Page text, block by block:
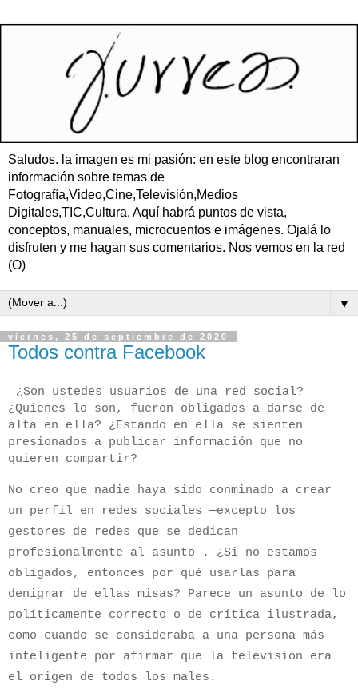
Saludos. la imagen es mi pasión: en este blog encontraran
información sobre temas de
Fotografía,Video,Cine,Televisión,Medios
Digitales,TIC,Cultura, Aquí habrá puntos de vista,
conceptos, manuales, microcuentos e imágenes. Ojalá lo
disfruten y me hagan sus comentarios. Nos vemos en la red
(O)
▼
viernes, 25 de septiembre de 2020
Todos contra Facebook
¿Son ustedes usuarios de una red social?
¿Quienes lo son, fueron obligados a darse de
alta en ella? ¿Estando en ella se sienten
presionados a publicar información que no
quieren compartir?
No creo que nadie haya sido conminado a crear
un perfil en redes sociales —excepto los
gestores de redes que se dedican
profesionalmente al asunto—. ¿Si no estamos
obligados, entonces por qué usarlas para
denigrar de ellas misas? Parece un asunto de lo
políticamente correcto o de crítica ilustrada,
como cuando se consideraba a una persona más
inteligente por afirmar que la televisión era
el origen de todos los males.